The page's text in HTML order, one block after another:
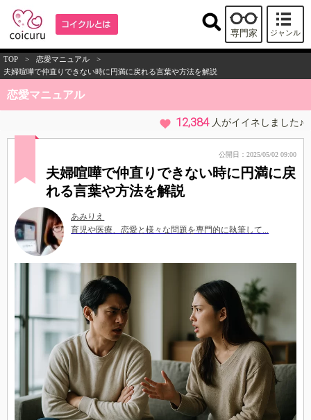
ジャンル
専門家
TOP > 恋愛マニュアル
>
夫婦喧嘩で仲直りできない時に円満に戻れる言葉や方法を解説
恋愛マニュアル
12,384 人がイイネしました♪
公開日：2025/05/02 09:00
夫婦喧嘩で仲直りできない時に円満に戻
れる言葉や方法を解説
あみりえ
育児や医療、恋愛と様々な問題を専門的に執筆して...